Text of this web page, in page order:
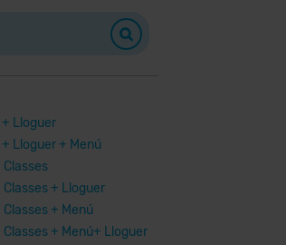
+ Lloguer
Lloguer + Menú
Classes
Classes + Lloguer
+ Menú
Classes + Menú+ Lloguer